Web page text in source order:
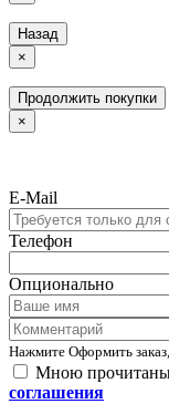
Назад
×
Продолжить покупки
×
E-Mail
Телефон
Опционально
Нажмите Оформить
Мною прочитаны
соглашения